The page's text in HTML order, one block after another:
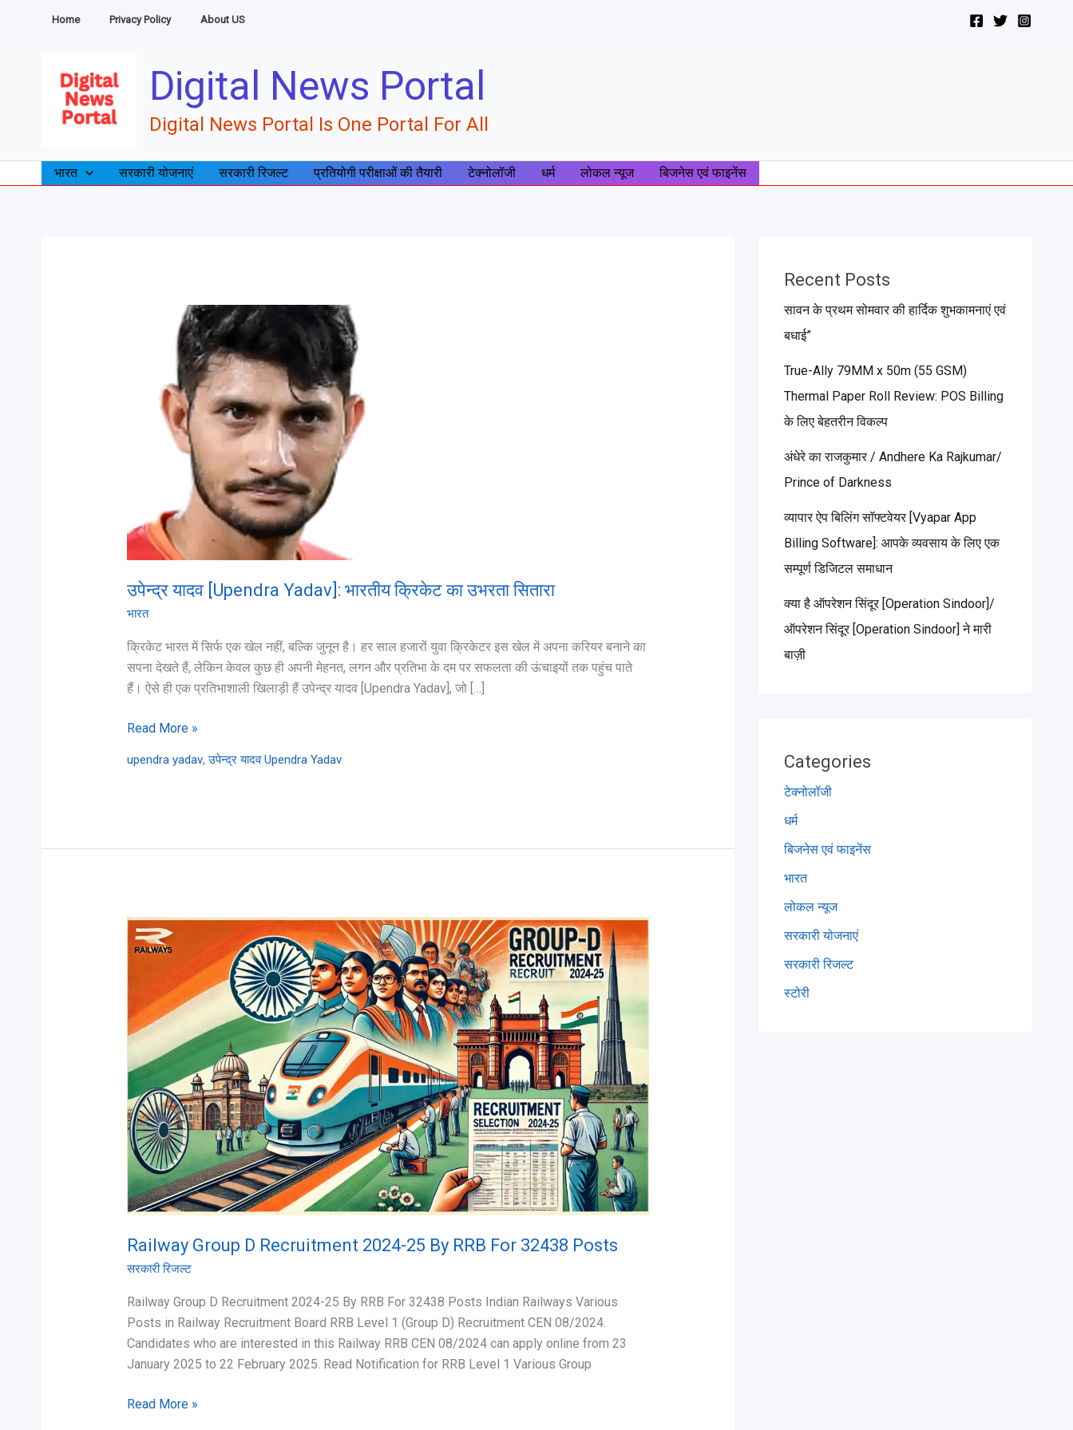
Home Privacy Policy About US
Digital News Portal
Digital News Portal Is One Portal For All
भारत सरकारी योजनाएं सरकारी रिजल्ट प्रतियोगी परीक्षाओं की तैयारी टेक्नोलॉजी धर्म लोकल न्यूज बिजनेस एवं फाइनेंस
उपेन्द्र यादव [Upendra Yadav]: भारतीय क्रिकेट का उभरता सितारा
भारत
क्रिकेट भारत में सिर्फ एक खेल नहीं, बल्कि जुनून है। हर साल हजारों युवा क्रिकेटर इस खेल में अपना करियर बनाने का
सपना देखते हैं, लेकिन केवल कुछ ही अपनी मेहनत, लगन और प्रतिभा के दम पर सफलता की ऊंचाइयों तक पहुंच पाते
हैं। ऐसे ही एक प्रतिभाशाली खिलाड़ी हैं उपेन्द्र यादव [Upendra Yadav], जो […]
Read More »
upendra yadav,उपेन्द्र यादव Upendra Yadav
Railway Group D Recruitment 2024-25 By RRB For 32438 Posts
सरकारी रिजल्ट
Railway Group D Recruitment 2024-25 By RRB For 32438 Posts Indian Railways Various
Posts in Railway Recruitment Board RRB Level 1 (Group D) Recruitment CEN 08/2024.
Candidates who are interested in this Railway RRB CEN 08/2024 can apply online from 23
January 2025 to 22 February 2025. Read Notification for RRB Level 1 Various Group
Railway
Group
Recruitment
2024-
25
RRB
For
32438
Posts
Read More »
Recent Posts
सावन के प्रथम सोमवार की हार्दिक शुभकामनाएं एवं
बधाई”
True-Ally 79MM x 50m (55 GSM)
Thermal Paper Roll Review: POS Billing
के लिए बेहतरीन विकल्प
अंधेरे का राजकुमार / Andhere Ka Rajkumar/
Prince of Darkness
व्यापार ऐप बिलिंग सॉफ्टवेयर [Vyapar App
Billing Software]: आपके व्यवसाय के लिए एक
सम्पूर्ण डिजिटल समाधान
क्या है ऑपरेशन सिंदूर [Operation Sindoor]/
ऑपरेशन सिंदूर [Operation Sindoor] ने मारी
बाज़ी
Categories
टेक्नोलॉजी
धर्म
बिजनेस एवं फाइनेंस
भारत
लोकल न्यूज
सरकारी योजनाएं
सरकारी रिजल्ट
स्टोरी